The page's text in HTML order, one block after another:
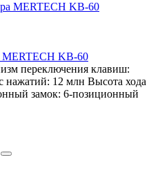
MERTECH KB-60
переключения клавиш:
нажатий: 12 млн Высота хода
замок: 6-позиционный